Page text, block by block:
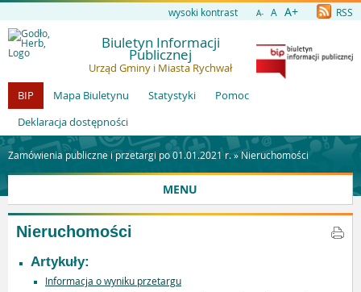
wysoki kontrast A- A A+ RSS
Biuletyn Informacji
Publicznej
Urząd Gminy i Miasta Rychwał
BIP
Mapa Biuletynu Statystyki
Pomoc
Deklaracja dostępności
Zamówienia publiczne i przetargi po 01.01.2021 r. » Nieruchomości
MENU
Nieruchomości
Artykuły:
Informacja o wyniku przetargu